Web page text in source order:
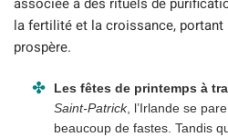
la fertilité et la croissance, portant
prospère.
Les fêtes de printemps à
Saint-Patrick, l’Irlande se
beaucoup de fastes. Tandis